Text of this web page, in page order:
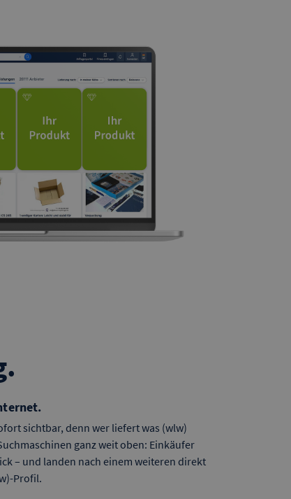
sichtbar, denn wer liefert was (wlw)
ganz weit oben: Einkäufer
– und landen nach einem weiteren direkt
Profil.